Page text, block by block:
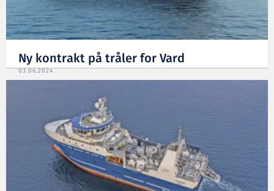
Ny kontrakt på tråler for Vard
03.06.2024